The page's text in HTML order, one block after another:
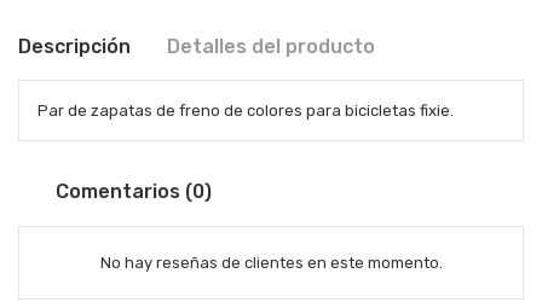
Descripción Detalles del producto
Par de zapatas de freno de colores para bicicletas fixie.
Comentarios (0)
No hay reseñas de clientes en este momento.